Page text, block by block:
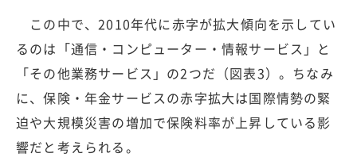
この中で、2010年代に赤字が拡大傾向を示してい
るのは「通信・コンピューター・情報サービス」と
「その他業務サービス」の2つだ（図表3）。ちなみ
に、保険・年金サービスの赤字拡大は国際情勢の緊
迫や大規模災害の増加で保険料率が上昇している影
響だと考えられる。